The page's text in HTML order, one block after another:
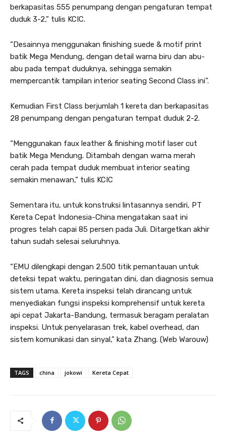
berkapasitas 555 penumpang dengan pengaturan tempat
duduk 3-2,” tulis KCIC.
“Desainnya menggunakan finishing suede & motif print
batik Mega Mendung, dengan detail warna biru dan abu-
abu pada tempat duduknya, sehingga semakin
mempercantik tampilan interior seating Second Class ini”.
Kemudian First Class berjumlah 1 kereta dan berkapasitas
28 penumpang dengan pengaturan tempat duduk 2-2.
“Menggunakan faux leather & finishing motif laser cut
batik Mega Mendung. Ditambah dengan warna merah
cerah pada tempat duduk membuat interior seating
semakin menawan,” tulis KCIC
Sementara itu, untuk konstruksi lintasannya sendiri, PT
Kereta Cepat Indonesia-China mengatakan saat ini
progres telah capai 85 persen pada Juli. Ditargetkan akhir
tahun sudah selesai seluruhnya.
“EMU dilengkapi dengan 2.500 titik pemantauan untuk
deteksi tepat waktu, peringatan dini, dan diagnosis semua
sistem utama. Kereta inspeksi telah dirancang untuk
menyediakan fungsi inspeksi komprehensif untuk kereta
api cepat Jakarta-Bandung, termasuk beragam peralatan
inspeksi. Untuk penyelarasan trek, kabel overhead, dan
sistem komunikasi dan sinyal,” kata Zhang. (Web Warouw)
TAGS china jokowi Kereta Cepat